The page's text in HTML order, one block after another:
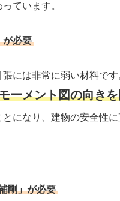
ています。
が必要
には非常に弱い材料で
ーメント図の向き
とになり、建物の安全性
剛」が必要